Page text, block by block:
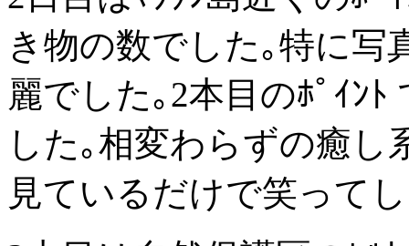
き物の数でした｡特に写
麗でした｡2本目のﾎﾟｲﾝﾄ
した｡相変わらずの癒し
見ているだけで笑って